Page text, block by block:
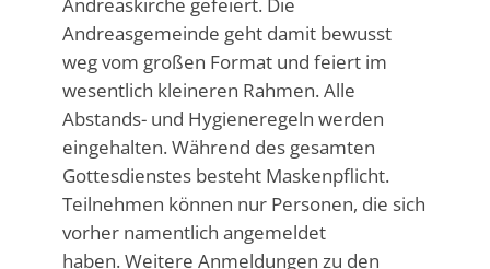
Andreasgemeinde geht damit bewusst
weg vom großen Format und feiert im
wesentlich kleineren Rahmen. Alle
Abstands- und Hygieneregeln werden
eingehalten. Während des gesamten
Gottesdienstes besteht Maskenpflicht.
Teilnehmen können nur Personen, die sich
vorher namentlich angemeldet
haben. Weitere Anmeldungen zu den